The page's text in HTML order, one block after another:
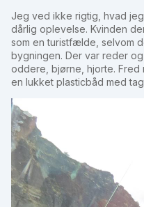
Jeg ved ikke rigtig, hvad
dårlig oplevelse. Kvinden
som en turistfælde, selvom
bygningen. Der var reder
oddere, bjørne, hjorte.
en lukket plasticbåd med